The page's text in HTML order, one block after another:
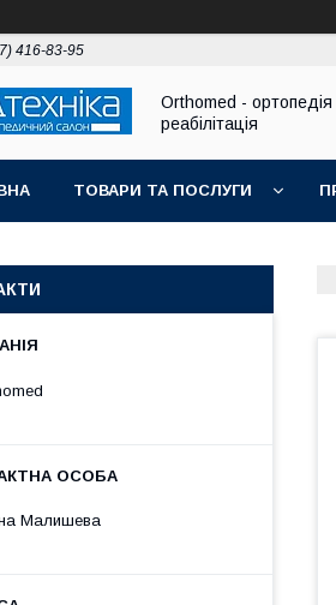
416-83-95
Orthomed - ортопедія
реабілітація
ТОВАРИ ТА ПОСЛУГИ
Малишева